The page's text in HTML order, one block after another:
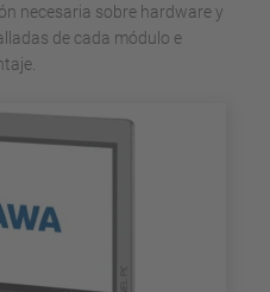
necesaria sobre hardware y
de cada módulo e